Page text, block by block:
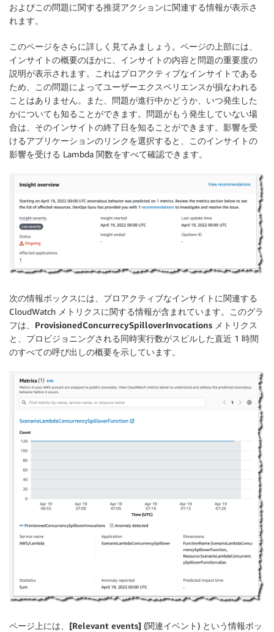
およびこの問題に関する推奨アクションに関連する情報が表示さ
れます。
このページをさらに詳しく見てみましょう。ページの上部には、
インサイトの概要のほかに、インサイトの内容と問題の重要度の
説明が表示されます。これはプロアクティブなインサイトである
ため、この問題によってユーザーエクスペリエンスが損なわれる
ことはありません。また、問題が進行中かどうか、いつ発生した
かについても知ることができます。問題がもう発生していない場
合は、そのインサイトの終了日を知ることができます。影響を受
けるアプリケーションのリンクを選択すると、このインサイトの
影響を受ける Lambda 関数をすべて確認できます。
次の情報ボックスには、プロアクティブなインサイトに関連する
CloudWatch メトリクスに関する情報が含まれています。このグラ
フは、 ProvisionedConcurrecySpilloverInvocations メトリクス
と、プロビジョニングされる同時実行数がスピルした直近 1 時間
のすべての呼び出しの概要を示しています。
ページ上には、 [Relevant events] (関連イベント) という情報ボッ